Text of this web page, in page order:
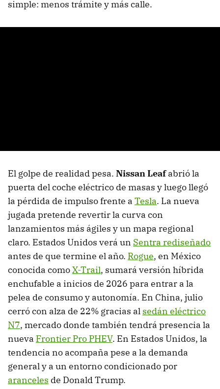
simple: menos trámite y más calle.
El golpe de realidad pesa. Nissan Leafabrió la
puerta del coche eléctrico de masas y luego llegó
la pérdida de impulso frente a Tesla. La nueva
jugada pretende revertir la curva con
lanzamientos más ágiles y un mapa regional
claro. Estados Unidos verá un Sentra rediseñado
antes de que termine el año. Rogue, en México
conocida comoX-Trail, sumará versión híbrida
enchufable a inicios de 2026 para entrar a la
pelea de consumo y autonomía. En China, julio
cerró con alza de 22% gracias al sedán eléctrico
N7, mercado donde también tendrá presencia la
nueva Frontier Pro PHEV. En Estados Unidos, la
tendencia no acompaña pese a la demanda
general y a un entorno condicionado por
aranceles de Donald Trump.